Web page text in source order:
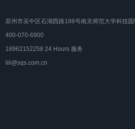
苏州市吴中区石湖西路188号南京师范大学科技
400-070-6900
18962152258 24 Hours 服务
lili@sqs.com.cn